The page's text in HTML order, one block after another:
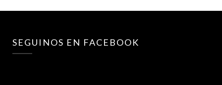
SEGUINOS EN FACEBOOK